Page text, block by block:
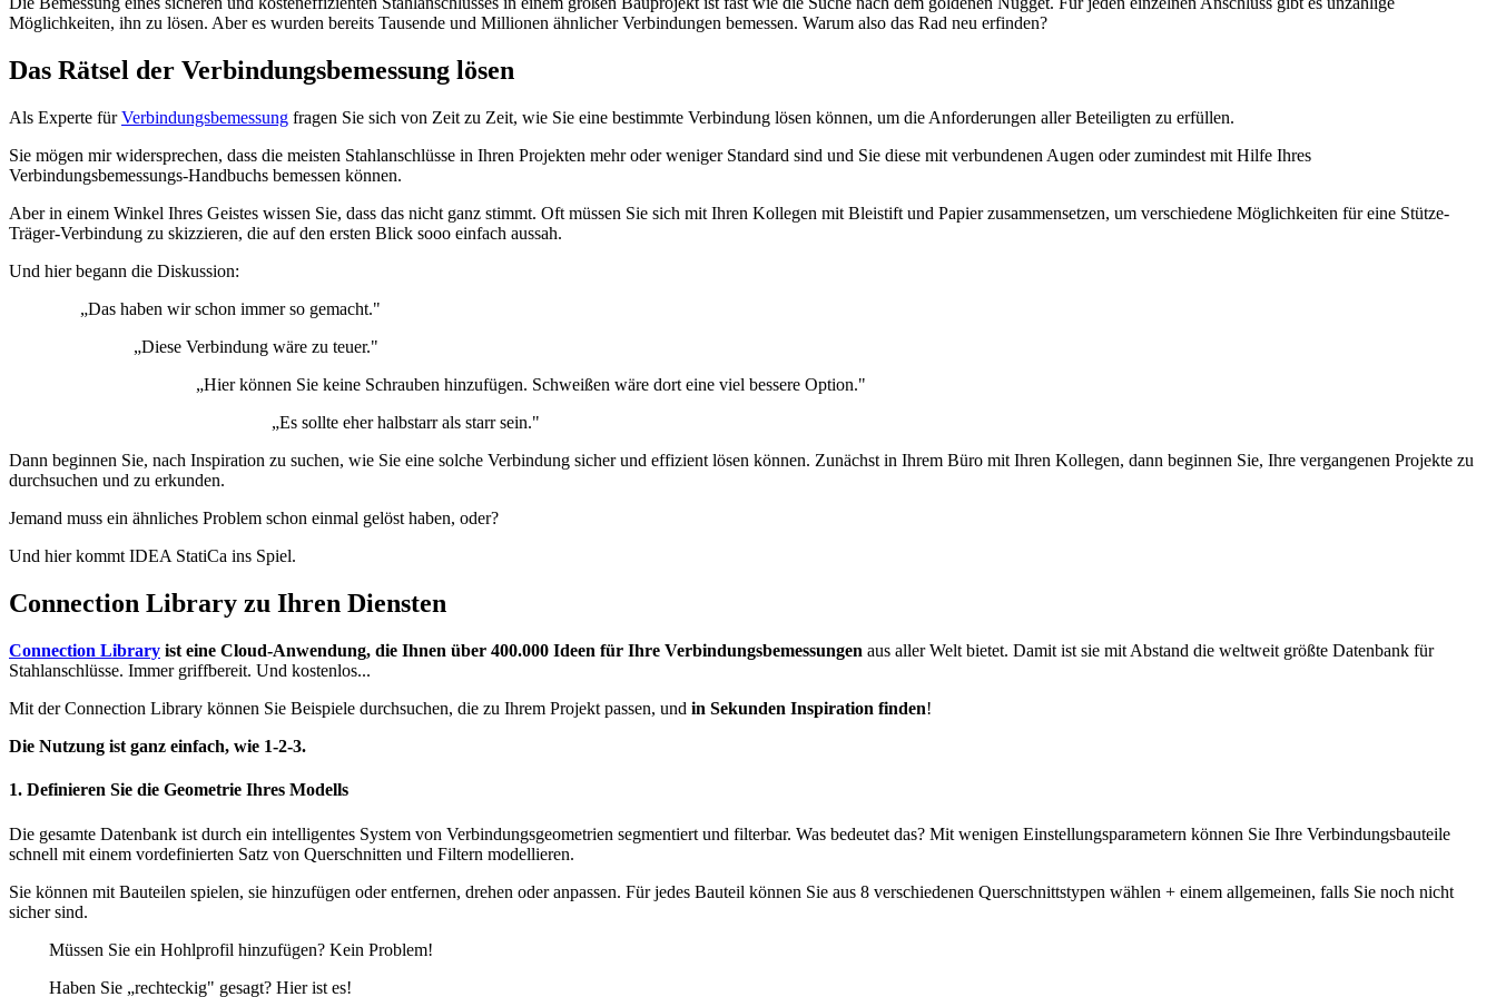
Möglichkeiten, ihn zu lösen. Aber es wurden bereits Tausende und Millionen ähnlicher Verbindungen bemessen. Warum also das Rad neu erfinden?
Das Rätsel der Verbindungsbemessung lösen
Als Experte fürVerbindungsbemessung fragen Sie sich von Zeit zu Zeit, wie Sie eine bestimmte Verbindung lösen können, um die Anforderungen aller Beteiligten zu erfüllen.
Sie mögen mir widersprechen, dass die meisten Stahlanschlüsse in Ihren Projekten mehr oder weniger Standard sind und Sie diese mit verbundenen Augen oder zumindest mit Hilfe Ihres
Verbindungsbemessungs-Handbuchs bemessen können.
Aber in einem Winkel Ihres Geistes wissen Sie, dass das nicht ganz stimmt. Oft müssen Sie sich mit Ihren Kollegen mit Bleistift und Papier zusammensetzen, um verschiedene Möglichkeiten für eine Stütze-
Träger-Verbindung zu skizzieren, die auf den ersten Blick sooo einfach aussah.
Und hier begann die Diskussion:
„Das haben wir schon immer so gemacht."
„Diese Verbindung wäre zu teuer."
„Hier können Sie keine Schrauben hinzufügen. Schweißen wäre dort eine viel bessere Option."
„Es sollte eher halbstarr als starr sein."
Dann beginnen Sie, nach Inspiration zu suchen, wie Sie eine solche Verbindung sicher und effizient lösen können. Zunächst in Ihrem Büro mit Ihren Kollegen, dann beginnen Sie, Ihre vergangenen Projekte zu
durchsuchen und zu erkunden.
Jemand muss ein ähnliches Problem schon einmal gelöst haben, oder?
Und hier kommt IDEA StatiCa ins Spiel.
Connection Library zu Ihren Diensten
Connection Library ist eine Cloud-Anwendung, die Ihnen über 400.000 Ideen für Ihre Verbindungsbemessungen aus aller Welt bietet. Damit ist sie mit Abstand die weltweit größte Datenbank für
Stahlanschlüsse. Immer griffbereit. Und kostenlos...
Mit der Connection Library können Sie Beispiele durchsuchen, die zu Ihrem Projekt passen, und in Sekunden Inspiration finden!
Die Nutzung ist ganz einfach, wie 1-2-3.
1. Definieren Sie die Geometrie Ihres Modells
Die gesamte Datenbank ist durch ein intelligentes System von Verbindungsgeometrien segmentiert und filterbar. Was bedeutet das? Mit wenigen Einstellungsparametern können Sie Ihre Verbindungsbauteile
schnell mit einem vordefinierten Satz von Querschnitten und Filtern modellieren.
Sie können mit Bauteilen spielen, sie hinzufügen oder entfernen, drehen oder anpassen. Für jedes Bauteil können Sie aus 8 verschiedenen Querschnittstypen wählen + einem allgemeinen, falls Sie noch nicht
sicher sind.
Müssen Sie ein Hohlprofil hinzufügen? Kein Problem!
Haben Sie „rechteckig" gesagt? Hier ist es!